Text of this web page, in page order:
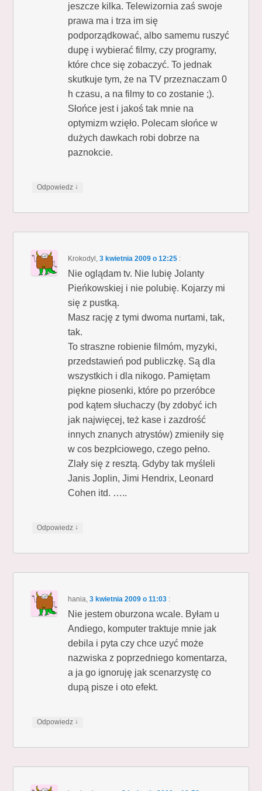
jeszcze kilka. Telewizornia zaś swoje
prawa ma i trza im się
podporządkować, albo samemu ruszyć
dupę i wybierać filmy, czy programy,
które chce się zobaczyć. To jednak
skutkuje tym, że na TV przeznaczam 0
h czasu, a na filmy to co zostanie ;).
Słońce jest i jakoś tak mnie na
optymizm wzięło. Polecam słońce w
dużych dawkach robi dobrze na
paznokcie.
Odpowiedz ↓
Krokodyl ,3 kwietnia 2009 o 12:25 :
Nie oglądam tv. Nie lubię Jolanty
Pieńkowskiej i nie polubię. Kojarzy mi
się z pustką.
Masz rację z tymi dwoma nurtami, tak,
tak.
To straszne robienie filmóm, myzyki,
przedstawień pod publiczkę. Są dla
wszystkich i dla nikogo. Pamiętam
piękne piosenki, które po przeróbce
pod kątem słuchaczy (by zdobyć ich
jak najwięcej, też kase i zazdrość
innych znanych atrystów) zmieniły się
w cos bezpłciowego, czego pełno.
Zlały się z resztą. Gdyby tak myśleli
Janis Joplin, Jimi Hendrix, Leonard
Cohen itd. …..
Odpowiedz ↓
hania,3 kwietnia 2009 o 11:03 :
Nie jestem oburzona wcale. Byłam u
Andiego, komputer traktuje mnie jak
debila i pyta czy chce uzyć może
nazwiska z poprzedniego komentarza,
a ja go ignoruję jak scenarzystę co
dupą pisze i oto efekt.
Odpowiedz ↓